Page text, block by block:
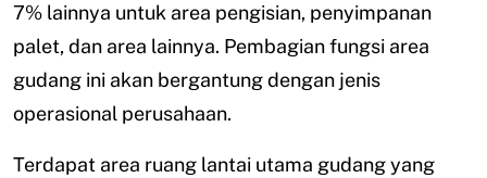
7% lainnya untuk area pengisian, penyimpanan
palet, dan area lainnya. Pembagian fungsi area
gudang ini akan bergantung dengan jenis
operasional perusahaan.
Terdapat area ruang lantai utama gudang yang